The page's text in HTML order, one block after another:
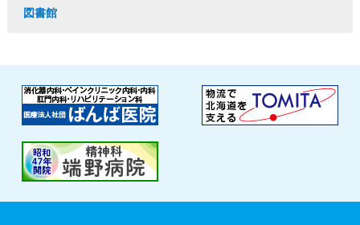
図書館